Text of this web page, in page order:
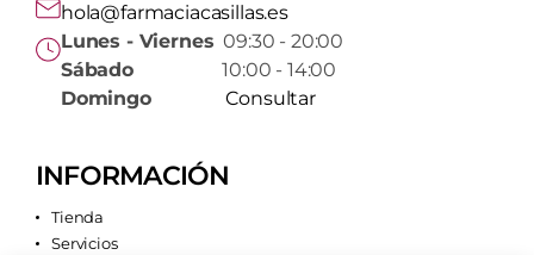
hola@farmaciacasillas.es
Lunes - Viernes 09:30 - 20:00
Sábado10:00 - 14:00
Domingo
Consultar
INFORMACIÓN
Tienda
Servicios